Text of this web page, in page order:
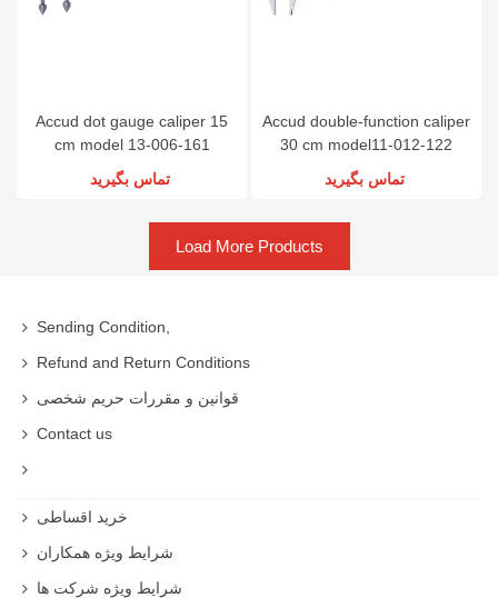
Accud dot gauge caliper 15
cm model 13-006-161
تماس بگیرید
Accud double-function caliper
30 cm model11-012-122
تماس بگیرید
Load More Products
Sending Condition,
Refund and Return Conditions
قوانین و مقررات حریم شخصی
Contact us
خرید اقساطی
شرایط ویژه همکاران
شرایط ویژه شرکت ها